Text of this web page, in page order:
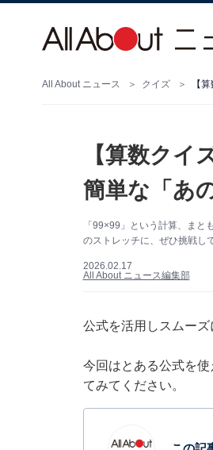
All About ニュース クイズ 【
【算数クイ
簡単な「あ
「99×99」という計算、ま
のストレッチに、ぜひ挑戦し
2026.02.17
All About ニュース編集部
公式を活用しスムーズ
今回はとある公式を
てみてください。